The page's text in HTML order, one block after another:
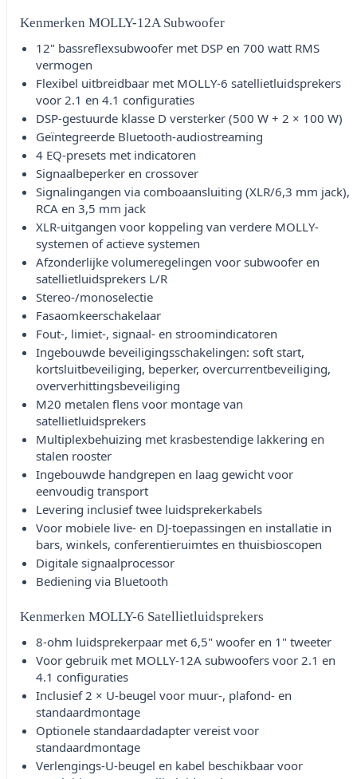
Kenmerken MOLLY-12A Subwoofer
12" bassreflexsubwoofer met DSP en 700 watt RMS
vermogen
Flexibel uitbreidbaar met MOLLY-6 satellietluidsprekers
voor 2.1 en 4.1 configuraties
DSP-gestuurde klasse D versterker (500 W + 2 × 100 W)
Geïntegreerde Bluetooth-audiostreaming
4 EQ-presets met indicatoren
Signaalbeperker en crossover
Signalingangen via comboaansluiting (XLR/6,3 mm jack),
RCA en 3,5 mm jack
XLR-uitgangen voor koppeling van verdere MOLLY-
systemen of actieve systemen
Afzonderlijke volumeregelingen voor subwoofer en
satellietluidsprekers L/R
Stereo-/monoselectie
Fasaomkeerschakelaar
Fout-, limiet-, signaal- en stroomindicatoren
Ingebouwde beveiligingsschakelingen: soft start,
kortsluitbeveiliging, beperker, overcurrentbeveiliging,
oververhittingsbeveiliging
M20 metalen flens voor montage van
satellietluidsprekers
Multiplexbehuizing met krasbestendige lakkering en
stalen rooster
Ingebouwde handgrepen en laag gewicht voor
eenvoudig transport
Levering inclusief twee luidsprekerkabels
Voor mobiele live- en DJ-toepassingen en installatie in
bars, winkels, conferentieruimtes en thuisbioscopen
Digitale signaalprocessor
Bediening via Bluetooth
Kenmerken MOLLY-6 Satellietluidsprekers
8-ohm luidsprekerpaar met 6,5" woofer en 1" tweeter
Voor gebruik met MOLLY-12A subwoofers voor 2.1 en
4.1 configuraties
Inclusief 2 × U-beugel voor muur-, plafond- en
standaardmontage
Optionele standaardadapter vereist voor
standaardmontage
Verlengings-U-beugel en kabel beschikbaar voor